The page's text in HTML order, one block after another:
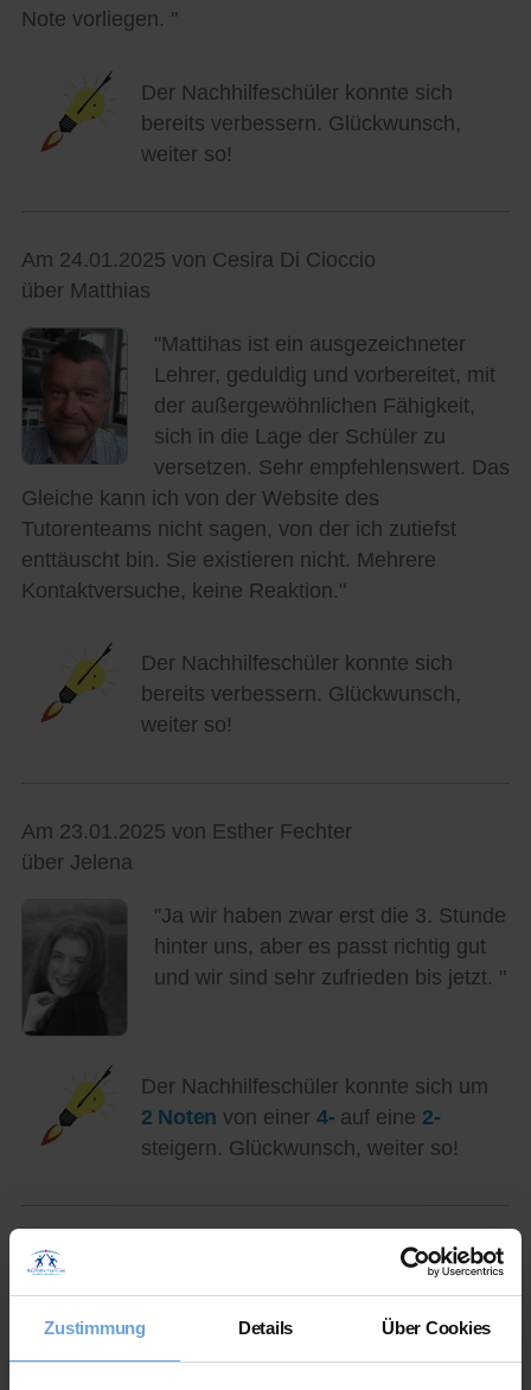
Zustimmung Details Über Cookies
Note vorliegen. "
Der Nachhilfeschüler konnte sich
bereits verbessern. Glückwunsch,
weiter so!
Am 24.01.2025 von Cesira Di Cioccio
über Matthias
"Mattihas ist ein ausgezeichneter
Lehrer, geduldig und vorbereitet, mit
der außergewöhnlichen Fähigkeit,
sich in die Lage der Schüler zu
versetzen. Sehr empfehlenswert. Das
Gleiche kann ich von der Website des
Tutorenteams nicht sagen, von der ich zutiefst
enttäuscht bin. Sie existieren nicht. Mehrere
Kontaktversuche, keine Reaktion."
Der Nachhilfeschüler konnte sich
bereits verbessern. Glückwunsch,
weiter so!
Am 23.01.2025 von Esther Fechter
über Jelena
"Ja wir haben zwar erst die 3. Stunde
hinter uns, aber es passt richtig gut
und wir sind sehr zufrieden bis jetzt. "
Der Nachhilfeschüler konnte sich um
2 Noten von einer 4- auf eine 2-
steigern. Glückwunsch, weiter so!
Am 23.01.2025 von Ursula Saure
"Wir sind sehr zufrieden. Sie ist sehr
empathisch und kompetent.Sie